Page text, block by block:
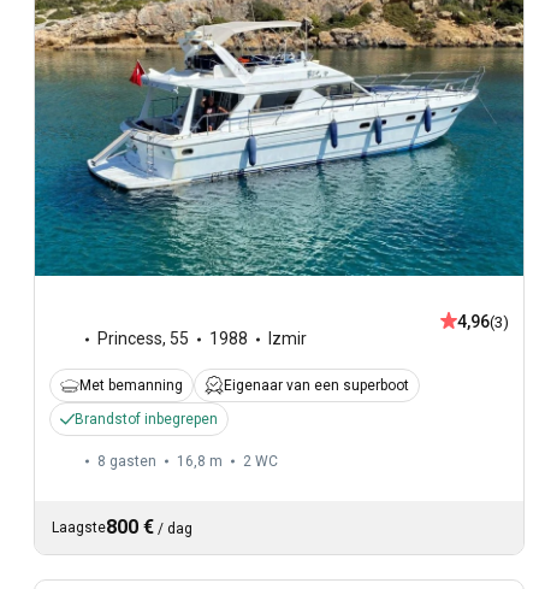
Princess, 55 1988 Izmir
4,96(3)
Met bemanning
Eigenaar van een superboot
Brandstof inbegrepen
8 gasten 16,8 m 2 WC
Laagste800 € / dag